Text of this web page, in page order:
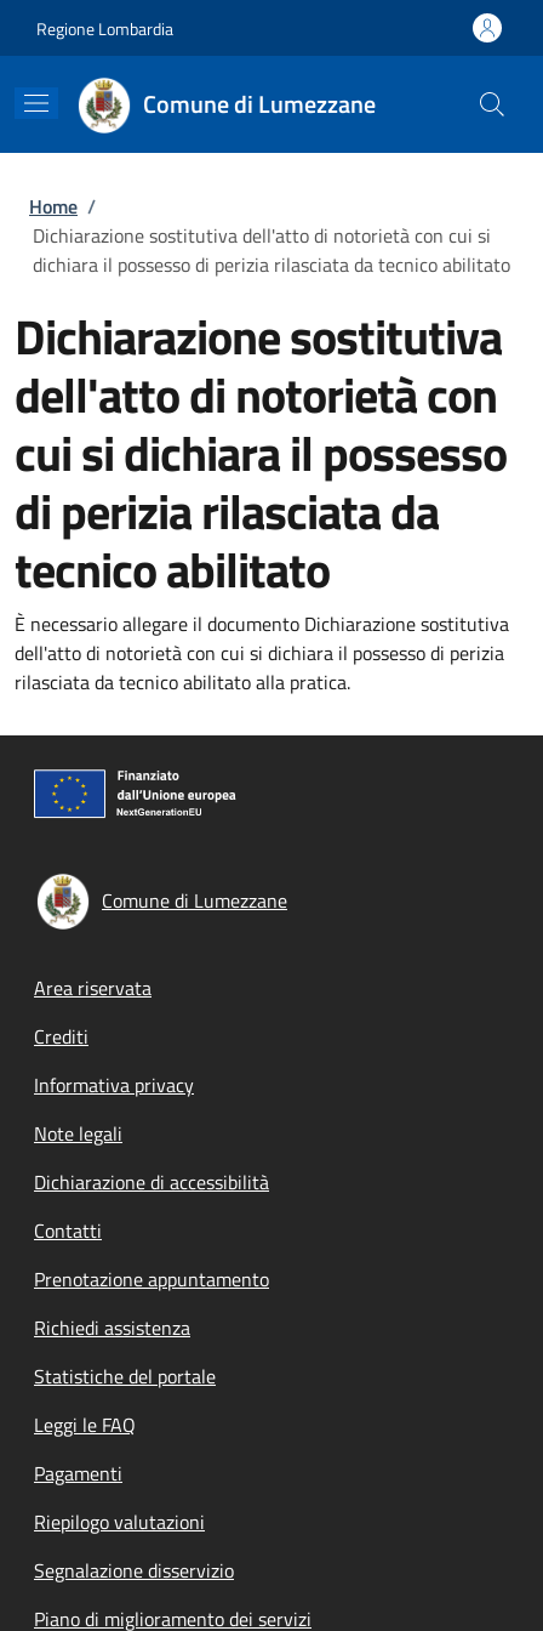
Regione Lombardia
Comune di Lumezzane
Briciole di pane
Home /
Dichiarazione sostitutiva dell'atto di notorietà con cui si
dichiara il possesso di perizia rilasciata da tecnico abilitato
Dichiarazione sostitutiva
dell'atto di notorietà con
cui si dichiara il possesso
di perizia rilasciata da
tecnico abilitato
È necessario allegare il documento Dichiarazione sostitutiva
dell'atto di notorietà con cui si dichiara il possesso di perizia
rilasciata da tecnico abilitato alla pratica.
Comune di Lumezzane
Footer menu
Area riservata
Crediti
Informativa privacy
Note legali
Dichiarazione di accessibilità
Contatti
Prenotazione appuntamento
Richiedi assistenza
Statistiche del portale
Leggi le FAQ
Pagamenti
Riepilogo valutazioni
Segnalazione disservizio
Piano di miglioramento dei servizi